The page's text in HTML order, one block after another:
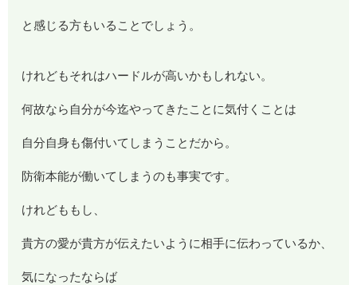
と感じる方もいることでしょう。
けれどもそれはハードルが高いかもしれない。
何故なら自分が今迄やってきたことに気付くことは
自分自身も傷付いてしまうことだから。
防衛本能が働いてしまうのも事実です。
けれどももし、
貴方の愛が貴方が伝えたいように相手に伝わっているか、
気になったならば